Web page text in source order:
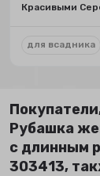
Красивыми
для всадника
Рубашка
с длинным
303413,